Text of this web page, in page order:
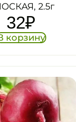
2.5г
32₽
корзину